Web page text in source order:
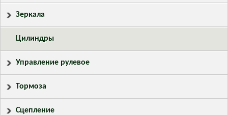
Зеркала
Цилиндры
Управление рулевое
Тормоза
Сцепление